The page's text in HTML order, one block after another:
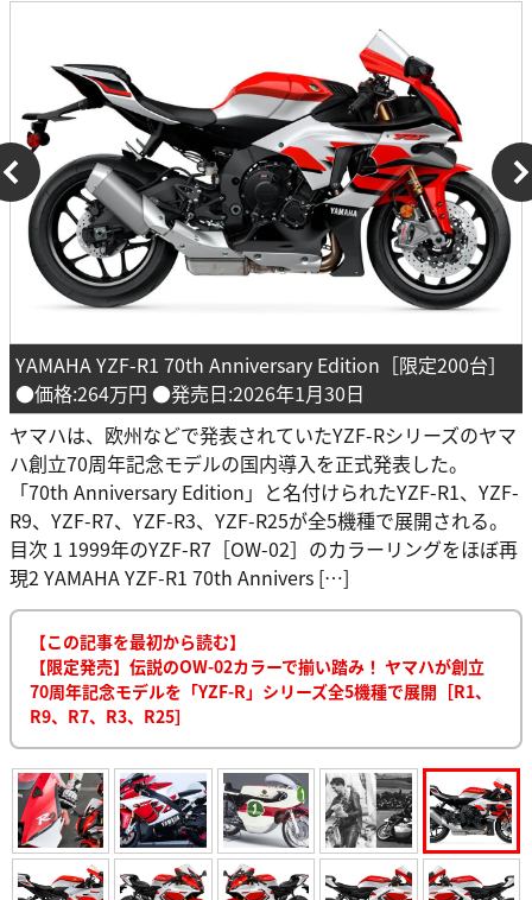
YAMAHA YZF-R1 70th Anniversary Edition［限定200台］
●価格:264万円 ●発売日:2026年1月30日
ヤマハは、欧州などで発表されていたYZF-Rシリーズのヤマ
ハ創立70周年記念モデルの国内導入を正式発表した。
「70th Anniversary Edition」と名付けられたYZF-R1、YZF-
R9、YZF-R7、YZF-R3、YZF-R25が全5機種で展開される。
目次 1 1999年のYZF-R7［OW-02］のカラーリングをほぼ再
現2 YAMAHA YZF-R1 70th Annivers […]
【この記事を最初から読む】
【限定発売】伝説のOW-02カラーで揃い踏み！ ヤマハが創立
70周年記念モデルを「YZF-R」シリーズ全5機種で展開［R1、
R9、R7、R3、R25］